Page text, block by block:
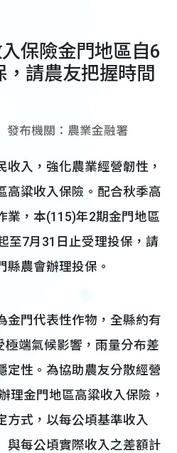
保險金門地區自6
請農友把握時間
發布機關：農業金融署
入，強化農業經營韌性，
高粱收入保險。配合秋季高
業，本(115)年2期金門地區
至7月31日止受理投保，請
縣農會辦理投保。
門代表性作物，全縣約有
極端氣候影響，雨量分布差
定性。為協助農友分散經營
理金門地區高粱收入保險，
方式，以每公頃基準收入
與每公頃實際收入之差額計